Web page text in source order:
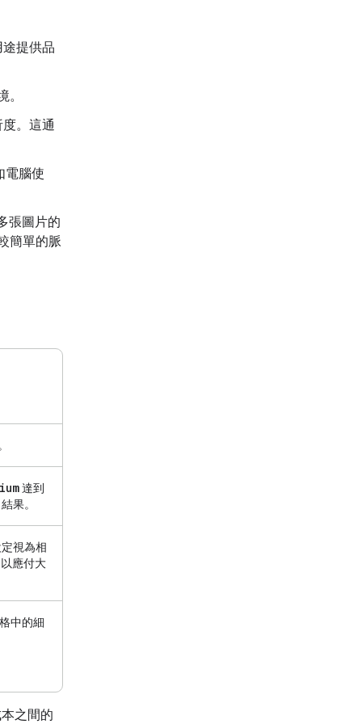
提供品
。這通
電腦使
張圖片的
簡單的脈
達到
果。
視為相
應付大
中的細
之間的